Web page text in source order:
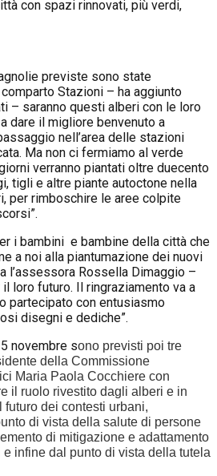
con spazi rinnovati, più verdi,
previste sono state
Stazioni – ha aggiunto
– saranno questi alberi con le loro
dare il migliore benvenuto a
nell’area delle stazioni
Ma non ci fermiamo al verde
verranno piantati oltre duecento
tigli e altre piante autoctone nella
per rimboschire le aree colpite
i bambini e bambine della città che
a noi alla piantumazione dei nuovi
l’assessora Rossella Dimaggio –
loro futuro. Il ringraziamento va a
partecipato con entusiasmo
disegni e dediche”.
novembre sono previsti poi tre
della Commissione
Maria Paola Cocchiere con
il ruolo rivestito dagli alberi e in
dei contesti urbani,
di vista della salute di persone
di mitigazione e adattamento
infine dal punto di vista della tutela